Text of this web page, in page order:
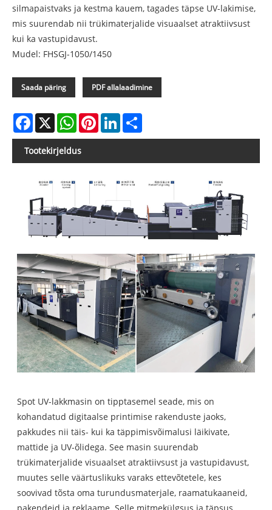
silmapaistvaks ja kestma kauem, tagades täpse UV-lakimise,
mis suurendab nii trükimaterjalide visuaalset atraktiivsust
kui ka vastupidavust.
Mudel: FHSGJ-1050/1450
Saada päring PDF allalaadimine
Facebook
X WhatsAppPinterestLinkedIn
Tootekirjeldus
Spot UV-lakkmasin on tipptasemel seade, mis on
kohandatud digitaalse printimise rakenduste jaoks,
pakkudes nii täis- kui ka täppimisvõimalusi läikivate,
mattide ja UV-õlidega. See masin suurendab
trükimaterjalide visuaalset atraktiivsust ja vastupidavust,
muutes selle väärtuslikuks varaks ettevõtetele, kes
soovivad tõsta oma turundusmaterjale, raamatukaaneid,